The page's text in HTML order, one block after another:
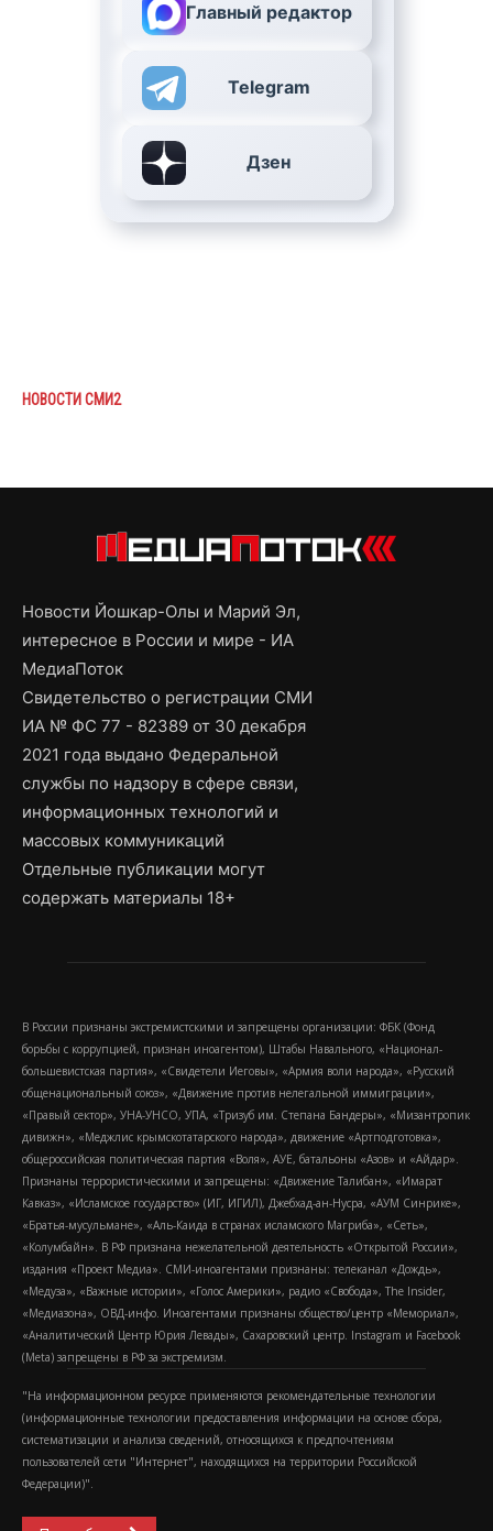
Главный редактор
Telegram
Дзен
НОВОСТИ СМИ2
Новости Йошкар-Олы и Марий Эл,
интересное в России и мире - ИА
МедиаПоток
Свидетельство о регистрации СМИ
ИА № ФС 77 - 82389 от 30 декабря
2021 года выдано Федеральной
службы по надзору в сфере связи,
информационных технологий и
массовых коммуникаций
Отдельные публикации могут
содержать материалы 18+
В России признаны экстремистскими и запрещены организации: ФБК (Фонд
борьбы с коррупцией, признан иноагентом), Штабы Навального, «Национал-
большевистская партия», «Свидетели Иеговы», «Армия воли народа», «Русский
общенациональный союз», «Движение против нелегальной иммиграции»,
«Правый сектор», УНА-УНСО, УПА, «Тризуб им. Степана Бандеры», «Мизантропик
дивижн», «Меджлис крымскотатарского народа», движение «Артподготовка»,
общероссийская политическая партия «Воля», АУЕ, батальоны «Азов» и «Айдар».
Признаны террористическими и запрещены: «Движение Талибан», «Имарат
Кавказ», «Исламское государство» (ИГ, ИГИЛ), Джебхад-ан-Нусра, «АУМ Синрике»,
«Братья-мусульмане», «Аль-Каида в странах исламского Магриба», «Сеть»,
«Колумбайн». В РФ признана нежелательной деятельность «Открытой России»,
издания «Проект Медиа». СМИ-иноагентами признаны: телеканал «Дождь»,
«Медуза», «Важные истории», «Голос Америки», радио «Свобода», The Insider,
«Медиазона», ОВД-инфо. Иноагентами признаны общество/центр «Мемориал»,
«Аналитический Центр Юрия Левады», Сахаровский центр. Instagram и Facebook
(Metа) запрещены в РФ за экстремизм.
"На информационном ресурсе применяются рекомендательные технологии
(информационные технологии предоставления информации на основе сбора,
систематизации и анализа сведений, относящихся к предпочтениям
пользователей сети "Интернет", находящихся на территории Российской
Федерации)".